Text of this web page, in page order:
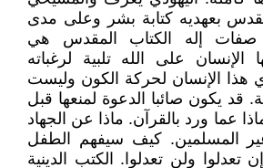
بعهديه كتابة بشر وعلى مدى
إله الكتاب المقدس هي
الإنسان على الله تلبية لرغباته
هذا الإنسان لحركة الكون وليست
قد يكون صائبا الدعوة لمنعها قبل
ماذا عما ورد بالقرآن. ماذا عن الجهاد
غير المسلمين. كيف سيفهم الطفل
تعدلوا ولن تعدلوا. الكتب الدينية